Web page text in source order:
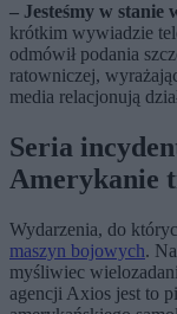
– Jesteśmy w
krótkim wywiadzie
odmówił podania
ratowniczej,
media relacjonują
Seria
Amerykanie
Wydarzenia, do
maszyn bojowych.
myśliwiec
agencji Axios jest to